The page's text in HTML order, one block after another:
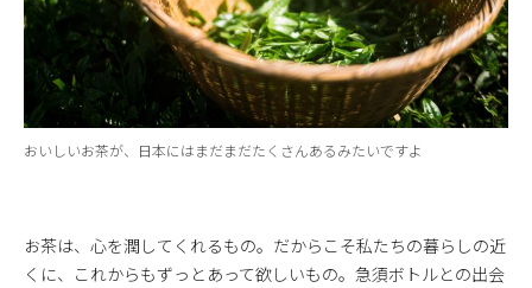
おいしいお茶が、日本にはまだまだたくさんあるみたいですよ
お茶は、心を潤してくれるもの。だからこそ私たちの暮らしの近
くに、これからもずっとあって欲しいもの。急須ボトルとの出会